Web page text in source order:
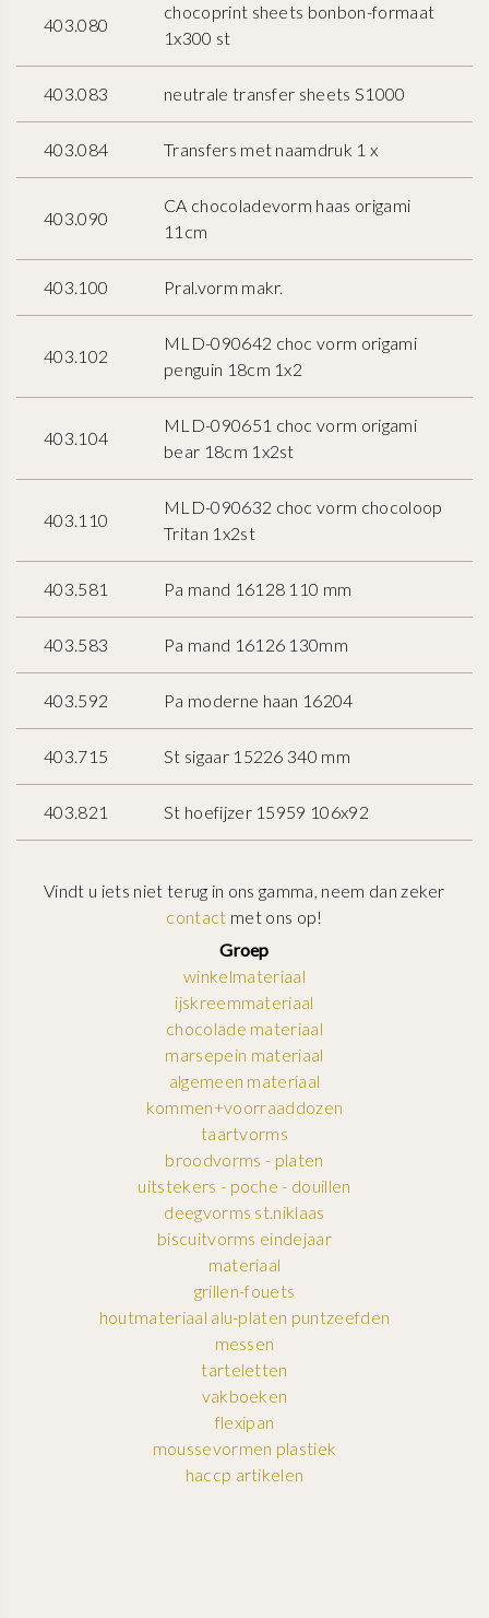
403.080
chocoprint sheets bonbon-formaat
1x300 st
403.083 neutrale transfer sheets S1000
403.084 Transfers met naamdruk 1 x
403.090
CA chocoladevorm haas origami
11cm
403.100 Pral.vorm makr.
403.102
MLD-090642 choc vorm origami
penguin 18cm 1x2
403.104
MLD-090651 choc vorm origami
bear 18cm 1x2st
403.110
MLD-090632 choc vorm chocoloop
Tritan 1x2st
403.581 Pa mand 16128 110 mm
403.583 Pa mand 16126 130mm
403.592 Pa moderne haan 16204
403.715 St sigaar 15226 340 mm
403.821 St hoefijzer 15959 106x92
Vindt u iets niet terug in ons gamma, neem dan zeker
contact met ons op!
Groep
winkelmateriaal
ijskreemmateriaal
chocolade materiaal
marsepein materiaal
algemeen materiaal
kommen+voorraaddozen
taartvorms
broodvorms - platen
uitstekers - poche - douillen
deegvorms st.niklaas
biscuitvorms eindejaar
materiaal
grillen-fouets
houtmateriaal alu-platen puntzeefden
messen
tarteletten
vakboeken
flexipan
moussevormen plastiek
haccp artikelen